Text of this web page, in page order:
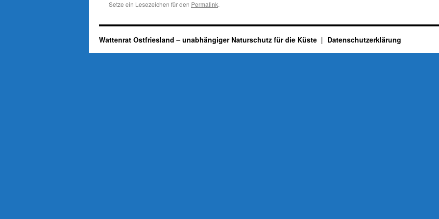
Setze ein Lesezeichen für den Permalink.
Wattenrat Ostfriesland – unabhängiger Naturschutz für die Küste Datenschutzerklärung